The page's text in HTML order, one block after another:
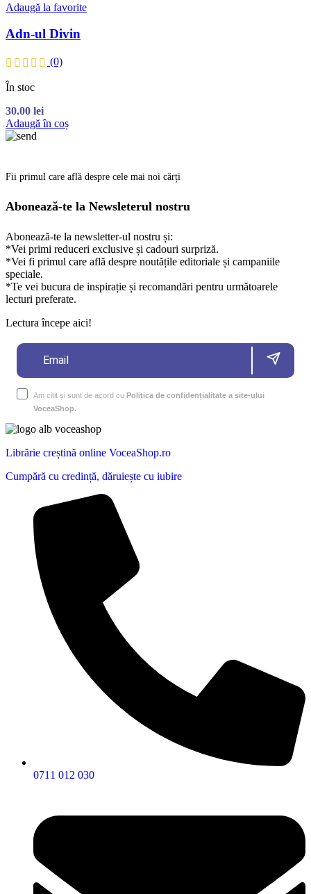
Adaugă la favorite
Adn-ul Divin
(0)
În stoc
30.00 lei
Adaugă în coș
Fii primul care află despre cele mai noi cărți
Abonează-te la Newsleterul nostru
Abonează-te la newsletter-ul nostru și:
*Vei primi reduceri exclusive și cadouri surpriză.
*Vei fi primul care află despre noutățile editoriale și campaniile
speciale.
*Te vei bucura de inspirație și recomandări pentru următoarele
lecturi preferate.
Lectura începe aici!
Am citit și sunt de acord cu Politica de confidențialitate a site-ului
VoceaShop.
Librărie creștină online VoceaShop.ro
Cumpără cu credință, dăruiește cu iubire
0711 012 030